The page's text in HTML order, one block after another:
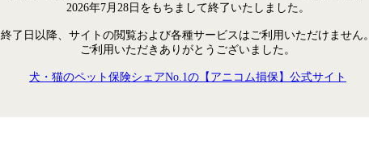
2026年7月28日をもちまして終了いたしました。
終了日以降、サイトの閲覧および各種サービスはご利用いただけません
ご利用いただきありがとうございました。
犬・猫のペット保険シェアNo.1の【アニコム損保】公式サイト